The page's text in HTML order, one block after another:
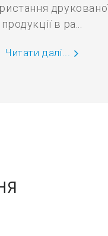
продукції в ра...
Читати далі...